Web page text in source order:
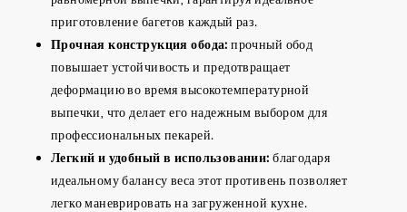
приготовление багетов каждый раз.
Прочная конструкция обода: прочный обод
повышает устойчивость и предотвращает
деформацию во время высокотемпературной
выпечки, что делает его надежным выбором для
профессиональных пекарей.
Легкий и удобный в использовании: благодаря
идеальному балансу веса этот противень позволяет
легко маневрировать на загруженной кухне.